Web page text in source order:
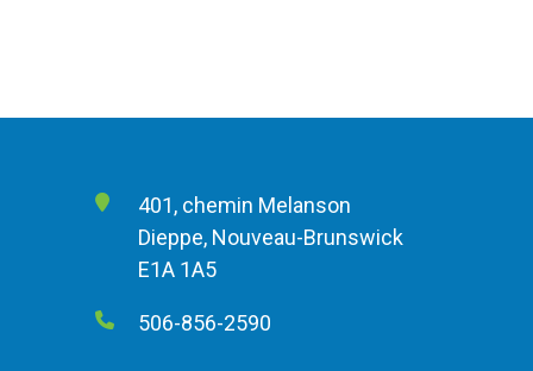
401, chemin Melanson
Dieppe, Nouveau-Brunswick
E1A 1A5
506-856-2590